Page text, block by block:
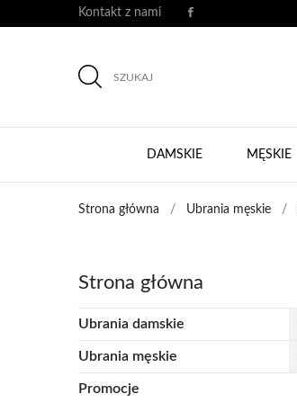
Kontakt z nami
SZUKAJ
DAMSKIE MĘSKIE
Strona główna Ubrania męskie
Strona główna
Ubrania damskie
Ubrania męskie
Promocje